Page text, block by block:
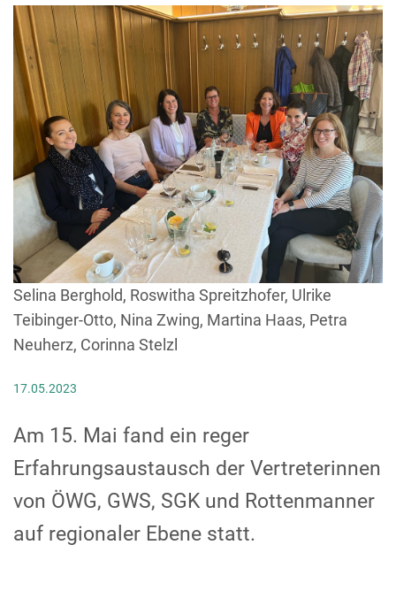
Selina Berghold, Roswitha Spreitzhofer, Ulrike
Teibinger-Otto, Nina Zwing, Martina Haas, Petra
Neuherz, Corinna Stelzl
17.05.2023
Am 15. Mai fand ein reger
Erfahrungsaustausch der Vertreterinnen
von ÖWG, GWS, SGK und Rottenmanner
auf regionaler Ebene statt.